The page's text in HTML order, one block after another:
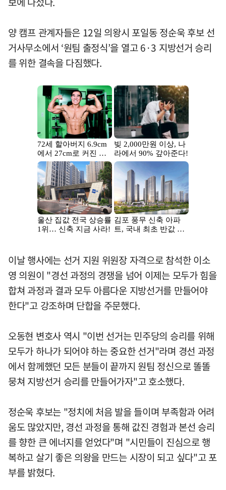
양 캠프 관계자들은 12일 의왕시 포일동 정순욱 후보 선
거사무소에서 ‘원팀 출정식’을 열고 6·3 지방선거 승리
를 위한 결속을 다짐했다.
이날 행사에는 선거 지원 위원장 자격으로 참석한 이소
영 의원이 "경선 과정의 경쟁을 넘어 이제는 모두가 힘을
합쳐 과정과 결과 모두 아름다운 지방선거를 만들어야
한다"고 강조하며 단합을 주문했다.
오동현 변호사 역시 "이번 선거는 민주당의 승리를 위해
모두가 하나가 되어야 하는 중요한 선거"라며 경선 과정
에서 함께했던 모든 분들이 끝까지 원팀 정신으로 똘똘
뭉쳐 지방선거 승리를 만들어가자"고 호소했다.
정순욱 후보는 "정치에 처음 발을 들이며 부족함과 어려
움도 많았지만, 경선 과정을 통해 값진 경험과 본선 승리
를 향한 큰 에너지를 얻었다"며 "시민들이 진심으로 행
복하고 살기 좋은 의왕을 만드는 시장이 되고 싶다"고 포
부를 밝혔다.